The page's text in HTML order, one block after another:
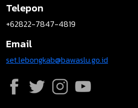
Telepon
+62822-7847-4819
Email
set.lebongkab@bawaslu.go.id